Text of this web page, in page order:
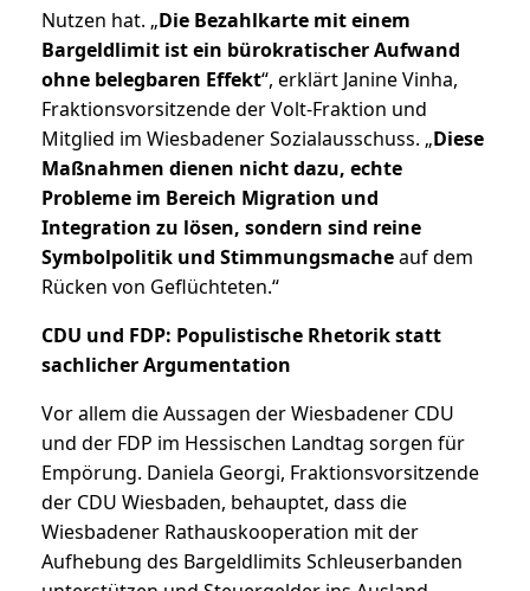
Nutzen hat. „Die Bezahlkarte mit einem
Bargeldlimit ist ein bürokratischer Aufwand
ohne belegbaren Effekt“, erklärt Janine Vinha,
Fraktionsvorsitzende der Volt-Fraktion und
Mitglied im Wiesbadener Sozialausschuss. „Diese
Maßnahmen dienen nicht dazu, echte
Probleme im Bereich Migration und
Integration zu lösen, sondern sind reine
Symbolpolitik und Stimmungsmacheauf dem
Rücken von Geflüchteten.“
CDU und FDP: Populistische Rhetorik statt
sachlicher Argumentation
Vor allem die Aussagen der Wiesbadener CDU
und der FDP im Hessischen Landtag sorgen für
Empörung. Daniela Georgi, Fraktionsvorsitzende
der CDU Wiesbaden, behauptet, dass die
Wiesbadener Rathauskooperation mit der
Aufhebung des Bargeldlimits Schleuserbanden